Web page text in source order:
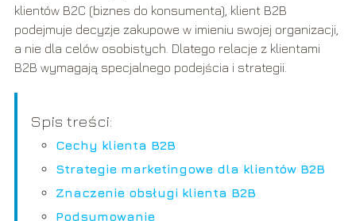
klientów B2C (biznes do konsumenta), klient B2B
podejmuje decyzje zakupowe w imieniu swojej organizacji,
a nie dla celów osobistych. Dlatego relacje z klientami
B2B wymagają specjalnego podejścia i strategii.
Spis treści:
Cechy klienta B2B
Strategie marketingowe dla klientów B2B
Znaczenie obsługi klienta B2B
Podsumowanie